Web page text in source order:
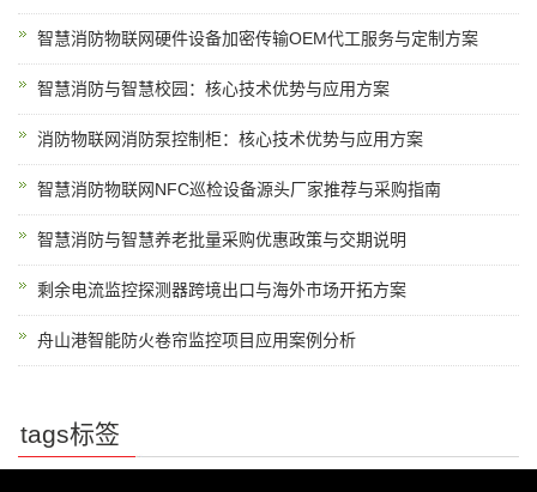
智慧消防物联网硬件设备加密传输OEM代工服务与定制方案
智慧消防与智慧校园：核心技术优势与应用方案
消防物联网消防泵控制柜：核心技术优势与应用方案
智慧消防物联网NFC巡检设备源头厂家推荐与采购指南
智慧消防与智慧养老批量采购优惠政策与交期说明
剩余电流监控探测器跨境出口与海外市场开拓方案
舟山港智能防火卷帘监控项目应用案例分析
tags标签